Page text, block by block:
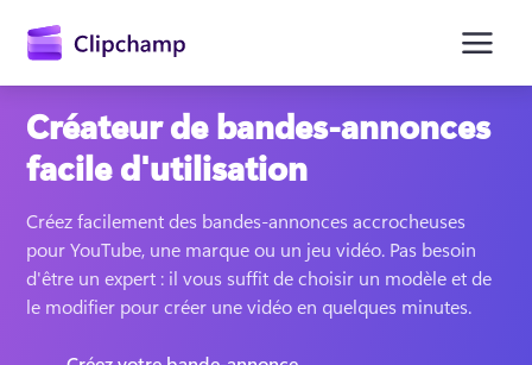
principal
Créateur de bandes-annonces
facile d'utilisation
Créez facilement des bandes-annonces accrocheuses
pour YouTube, une marque ou un jeu vidéo. Pas besoin
d'être un expert : il vous suffit de choisir un modèle et de
le modifier pour créer une vidéo en quelques minutes.